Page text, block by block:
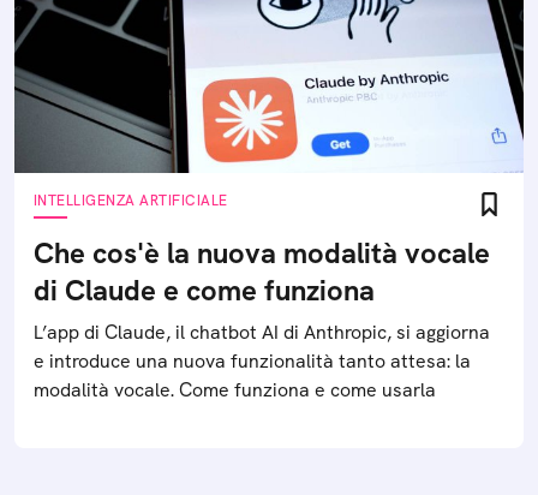
INTELLIGENZA ARTIFICIALE
Che cos'è la nuova modalità vocale
di Claude e come funziona
L’app di Claude, il chatbot AI di Anthropic, si aggiorna
e introduce una nuova funzionalità tanto attesa: la
modalità vocale. Come funziona e come usarla